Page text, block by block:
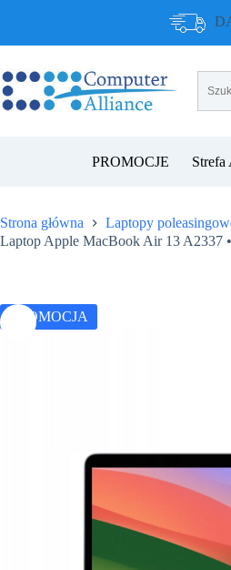
PROMOCJE Strefa
Strona główna Laptopy
Laptop Apple MacBook Air 13 A2337
PROMOCJA